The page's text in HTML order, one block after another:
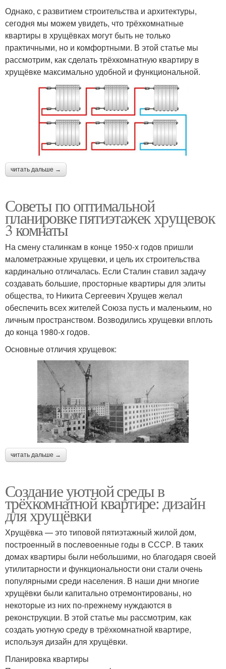
Однако, с развитием строительства и архитектуры,
сегодня мы можем увидеть, что трёхкомнатные
квартиры в хрущёвках могут быть не только
практичными, но и комфортными. В этой статье мы
рассмотрим, как сделать трёхкомнатную квартиру в
хрущёвке максимально удобной и функциональной.
читать дальше →
Советы по оптимальной
планировке пятиэтажек хрущевок
3 комнаты
На смену сталинкам в конце 1950-х годов пришли
малометражные хрущевки, и цель их строительства
кардинально отличалась. Если Сталин ставил задачу
создавать большие, просторные квартиры для элиты
общества, то Никита Сергеевич Хрущев желал
обеспечить всех жителей Союза пусть и маленьким, но
личным пространством. Возводились хрущевки вплоть
до конца 1980-х годов.
Основные отличия хрущевок:
читать дальше →
Создание уютной среды в
трёхкомнатной квартире: дизайн
для хрущёвки
Хрущёвка — это типовой пятиэтажный жилой дом,
построенный в послевоенные годы в СССР. В таких
домах квартиры были небольшими, но благодаря своей
утилитарности и функциональности они стали очень
популярными среди населения. В наши дни многие
хрущёвки были капитально отремонтированы, но
некоторые из них по-прежнему нуждаются в
реконструкции. В этой статье мы рассмотрим, как
создать уютную среду в трёхкомнатной квартире,
используя дизайн для хрущёвки.
Планировка квартиры